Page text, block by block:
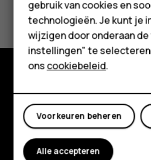
Voor
Tablets
Shop
Mijn account
Was deze informatie
Ja Nee
Shop
Over ons
Planet and people
gebruik van cookies en
technologieën. Je kunt je
wijzigen door onderaan
instellingen" te
onscookiebeleid.
Voorkeuren beheren
Alle accepteren